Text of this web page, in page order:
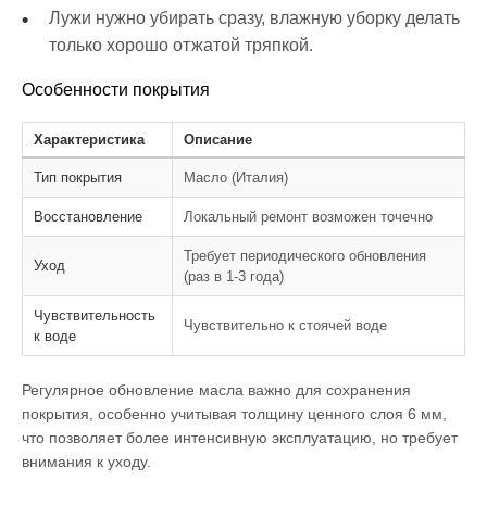
Лужи нужно убирать сразу, влажную уборку делать
только хорошо отжатой тряпкой.
Особенности покрытия
Характеристика Описание
Тип покрытия Масло (Италия)
Восстановление Локальный ремонт возможен точечно
Уход
Требует периодического обновления
(раз в 1-3 года)
Чувствительность
к воде
Чувствительно к стоячей воде
Регулярное обновление масла важно для сохранения
покрытия, особенно учитывая толщину ценного слоя 6 мм,
что позволяет более интенсивную эксплуатацию, но требует
внимания к уходу.